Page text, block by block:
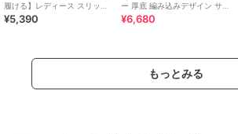
履ける】レディース スリッポ
ンスニーカー 幅広3E 軽量
¥5,390
ー 厚底 編み込みデザイン サイ
ドゴア スリッポンスニーカー
¥6,680
もっとみる